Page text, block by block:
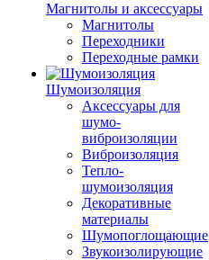
Магнитолы и аксессуары
Магнитолы
Переходники
Переходные рамки
Шумоизоляция
Аксессуары для
шумо-
виброизоляции
Виброизоляция
Тепло-
шумоизоляция
Декоративные
материалы
Шумопоглощающие
Звукоизолирующие